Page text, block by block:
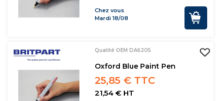
Chez vous
Mardi 18/08
Qualité OEM DA6205
Oxford Blue Paint Pen
25,85 € TTC
21,54 € HT